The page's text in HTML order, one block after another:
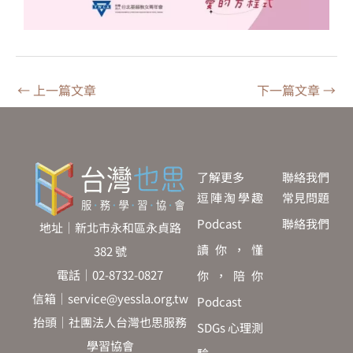
← 上一篇文章 下一篇文章 →
了解更多
逗陣淘學趣
Podcast
讀你，懂
你，陪你
Podcast
SDGs 心理測
地址｜新北市永和區永貞路
382 號
電話｜02-8732-0827
信箱｜service@yessla.org.tw
抬頭｜社團法人台灣也思服務
學習協會
聯絡我們
常見問題
聯絡我們